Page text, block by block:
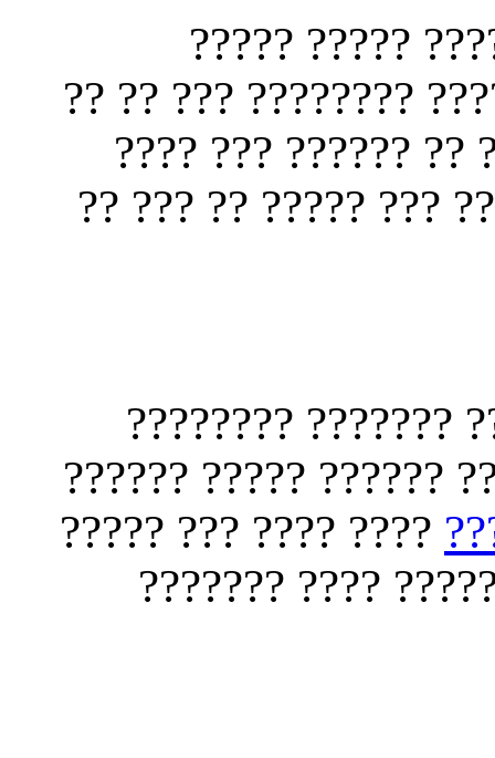
???? ?????
??????? ???
??? ????? ??
????? ??? ??? ????
?? ???????
???? ????? ????????
???? ???? ??? ?????
???? ???????